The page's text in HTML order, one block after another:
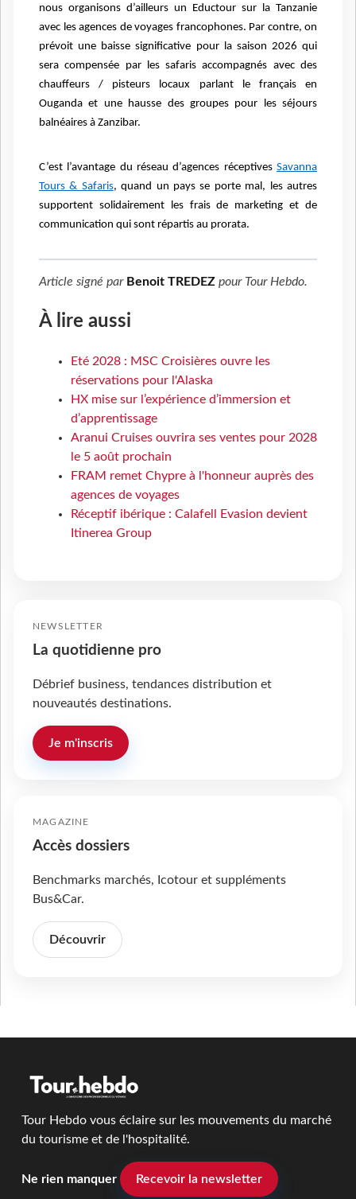
nous organisons d’ailleurs un Eductour sur la Tanzanie
avec les agences de voyages francophones. Par contre, on
prévoit une baisse significative pour la saison 2026 qui
sera compensée par les safaris accompagnés avec des
chauffeurs / pisteurs locaux parlant le français en
Ouganda et une hausse des groupes pour les séjours
balnéaires à Zanzibar.
C’est l’avantage du réseau d’agences réceptives Savanna
Tours & Safaris, quand un pays se porte mal, les autres
supportent solidairement les frais de marketing et de
communication qui sont répartis au prorata.
Article signé par Benoit TREDEZ pour Tour Hebdo.
À lire aussi
Eté 2028 : MSC Croisières ouvre les
réservations pour l'Alaska
HX mise sur l’expérience d’immersion et
d’apprentissage
Aranui Cruises ouvrira ses ventes pour 2028
le 5 août prochain
FRAM remet Chypre à l'honneur auprès des
agences de voyages
Réceptif ibérique : Calafell Evasion devient
Itinerea Group
NEWSLETTER
La quotidienne pro
Débrief business, tendances distribution et
nouveautés destinations.
Je m'inscris
MAGAZINE
Accès dossiers
Benchmarks marchés, Icotour et suppléments
Bus&Car.
Découvrir
Tour Hebdo vous éclaire sur les mouvements du marché
du tourisme et de l'hospitalité.
Ne rien manquer Recevoir la newsletter